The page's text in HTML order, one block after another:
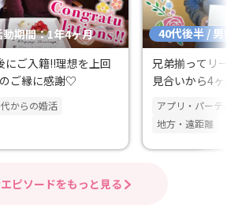
動期間：1年4ヶ月
にご入籍!!理想を上回
ご縁に感謝♡
からの婚活
40代後半 / 男
兄弟揃ってリ
見合いから4
アプリ・パーテ
地方・遠距離
ピソードをもっと見る